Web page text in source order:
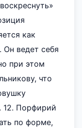
как
Он ведет себя
при этом
что
12. Порфирий
по форме,